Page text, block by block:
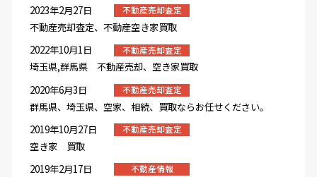
2023年2月27日
不動産売却査定
不動産売却査定、不動産空き家買取
2022年10月1日
不動産売却査定
埼玉県,群馬県 不動産売却、空き家買取
2020年6月3日
不動産売却査定
群馬県、埼玉県、空家、相続、買取ならお任せください。
2019年10月27日
不動産売却査定
空き家 買取
2019年2月17日
不動産情報